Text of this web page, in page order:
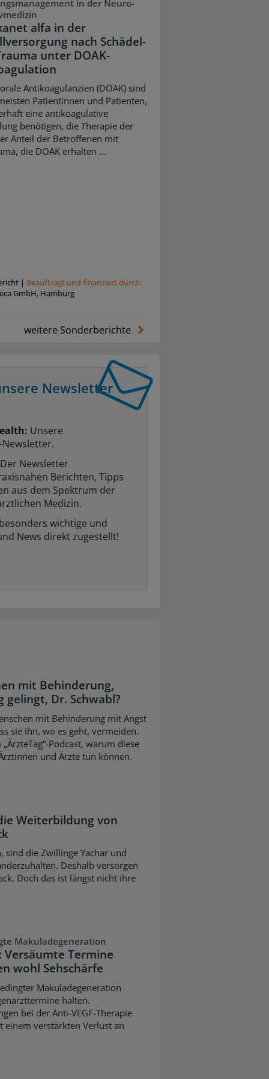
in der Neuro-
alfa in der
nach Schädel-
unter DOAK-
Antikoagulanzien (DOAK) sind
Patientinnen und Patienten,
eine antikoagulative
benötigen, die Therapie der
Anteil der Betroffenen mit
die DOAK erhalten ...
| Beauftragt und ﬁnanziert durch:
GmbH, Hamburg
weitere Sonderberichte
Newsletter
Unsere
Newsletter
Berichten, Tipps
aus dem Spektrum der
Medizin.
wichtige und
News direkt zugestellt!
mit Behinderung,
Dr. Schwabl?
mit Behinderung mit Angst
sie ihn, wo es geht, vermeiden.
Podcast, warum diese
und Ärzte tun können.
Weiterbildung von
sind die Zwillinge Yachar und
Deshalb versorgen
Doch das ist längst nicht ihre
Makuladegeneration
Versäumte Termine
wohl Sehschärfe
Makuladegeneration
halten.
bei der Anti-VEGF-Therapie
einem verstärkten Verlust an